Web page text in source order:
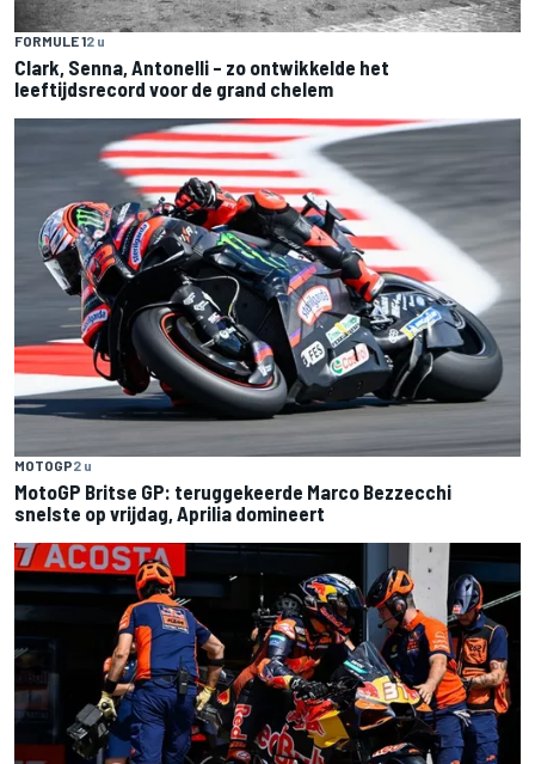
FORMULE 12 u
Clark, Senna, Antonelli – zo ontwikkelde het
leeftijdsrecord voor de grand chelem
MOTOGP2 u
MotoGP Britse GP: teruggekeerde Marco Bezzecchi
snelste op vrijdag, Aprilia domineert